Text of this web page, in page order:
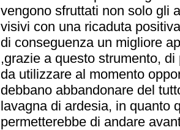
vengono sfruttati non solo gli
visivi con una ricaduta
di conseguenza un migliore
,grazie a questo strumento,
da utilizzare al momento
debbano abbandonare del
lavagna di ardesia, in quanto
permetterebbe di andare